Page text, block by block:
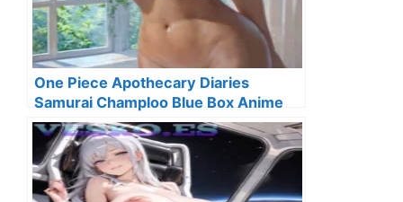
One Piece Apothecary Diaries
Samurai Champloo Blue Box Anime
Streaming